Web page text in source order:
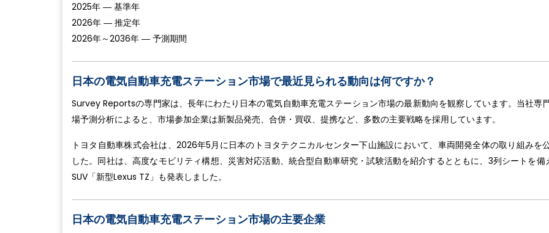
2025年 ― 基準年
2026年 ― 推定年
2026年～2036年 ― 予測期間
日本の電気自動車充電ステーション市場で最近見られる動向は何ですか？
Survey Reportsの専門家は、長年にわたり日本の電気自動車充電ステーション市場の最新動向を観察しています。当社専
場予測分析によると、市場参加企業は新製品発売、合併・買収、提携など、多数の主要戦略を採用しています。
トヨタ自動車株式会社は、2026年5月に日本のトヨタテクニカルセンター下山施設において、車両開発全体の取り組みを
した。同社は、高度なモビリティ構想、災害対応活動、統合型自動車研究・試験活動を紹介するとともに、3列シートを備
SUV「新型Lexus TZ」も発表しました。
日本の電気自動車充電ステーション市場の主要企業